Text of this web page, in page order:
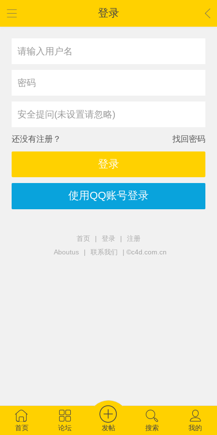
登录
安全提问(未设置请忽略)
还没有注册？ 找回密码
登录
使用QQ账号登录
首页 | 登录 |
注册
Aboutus
| 联系我们 | ©c4d.com.cn
首页 论坛 发帖 搜索 我的